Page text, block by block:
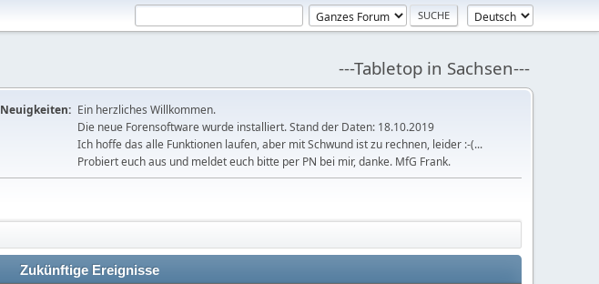
---Tabletop in Sachsen---
Neuigkeiten: Ein herzliches Willkommen.
Die neue Forensoftware wurde installiert. Stand der Daten: 18.10.2019
Ich hoffe das alle Funktionen laufen, aber mit Schwund ist zu rechnen, leider :-(...
Probiert euch aus und meldet euch bitte per PN bei mir, danke. MfG Frank.
Zukünftige Ereignisse